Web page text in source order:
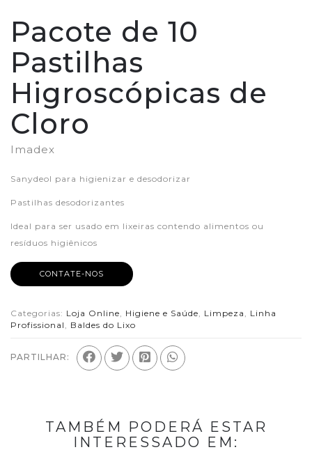
Pacote de 10
Pastilhas
Higroscópicas de
Cloro
Imadex
Sanydeol para higienizar e desodorizar
Pastilhas desodorizantes
Ideal para ser usado em lixeiras contendo alimentos ou
resíduos higiênicos
CONTATE-NOS
Categorias: Loja Online, Higiene e Saúde, Limpeza , Linha
Profissional , Baldes do Lixo
PARTILHAR:
TAMBÉM PODERÁ ESTAR
INTERESSADO EM: